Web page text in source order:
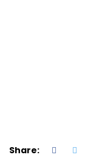
Share: